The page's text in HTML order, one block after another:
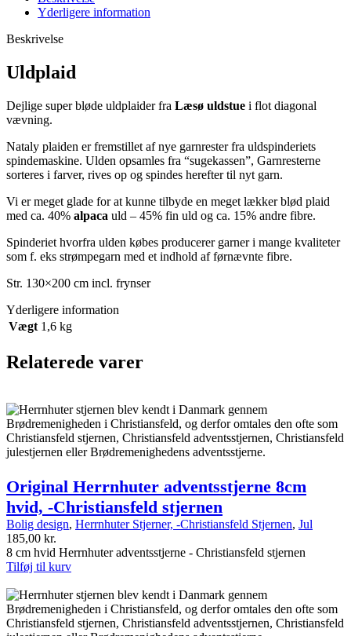
antal
Yderligere information
Beskrivelse
Uldplaid
Dejlige super bløde uldplaider fra Læsø uldstue i flot diagonal
vævning.
Nataly plaiden er fremstillet af nye garnrester fra uldspinderiets
spindemaskine. Ulden opsamles fra “sugekassen”, Garnresterne
sorteres i farver, rives op og spindes herefter til nyt garn.
Vi er meget glade for at kunne tilbyde en meget lækker blød plaid
med ca. 40% alpaca uld – 45% fin uld og ca. 15% andre fibre.
Spinderiet hvorfra ulden købes producerer garner i mange kvaliteter
som f. eks strømpegarn med et indhold af førnævnte fibre.
Str. 130×200 cm incl. frynser
Yderligere information
Vægt 1,6 kg
Relaterede varer
Original Herrnhuter adventsstjerne 8cm
hvid, -Christiansfeld stjernen
Bolig design, Herrnhuter Stjerner, -Christiansfeld Stjernen, Jul
185,00 kr.
8 cm hvid Herrnhuter adventsstjerne - Christiansfeld stjernen
Tilføj til kurv